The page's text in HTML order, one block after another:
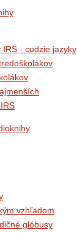
IRS - cudzie jazyky
vzhľadom
glóbusy